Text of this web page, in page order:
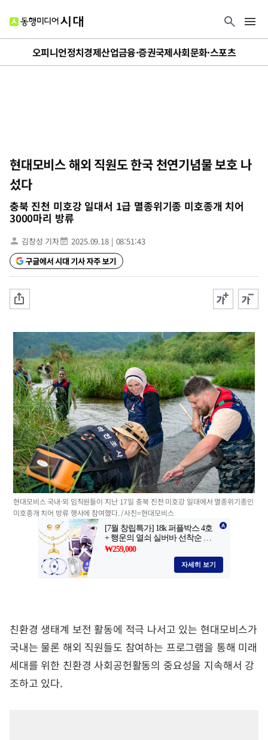
오피니언정치경제산업금융·증권국제사회문화·스포츠
현대모비스 해외 직원도 한국 천연기념물 보호 나
섰다
충북 진천 미호강 일대서 1급 멸종위기종 미호종개 치어
3000마리 방류
김창성 기자 2025.09.18 | 08:51:43
현대모비스 국내·외 임직원들이 지난 17일 충북 진천 미호강 일대에서 멸종위기종인
미호종개 치어 방류 행사에 참여했다. /사진=현대모비스
친환경 생태계 보전 활동에 적극 나서고 있는 현대모비스가
국내는 물론 해외 직원들도 참여하는 프로그램을 통해 미래
세대를 위한 친환경 사회공헌활동의 중요성을 지속해서 강
조하고 있다.